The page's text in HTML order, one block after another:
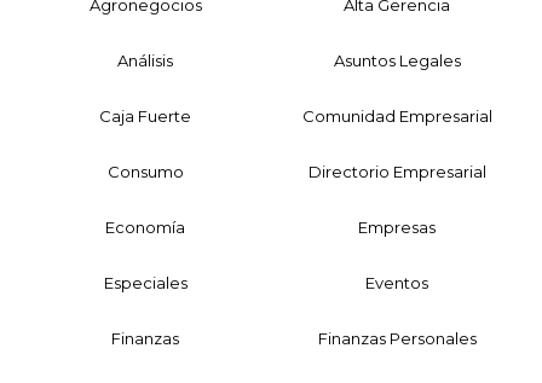
Agronegocios Alta Gerencia
Análisis Asuntos Legales
Caja Fuerte Comunidad Empresarial
Consumo Directorio Empresarial
Economía Empresas
Especiales Eventos
Finanzas Finanzas Personales